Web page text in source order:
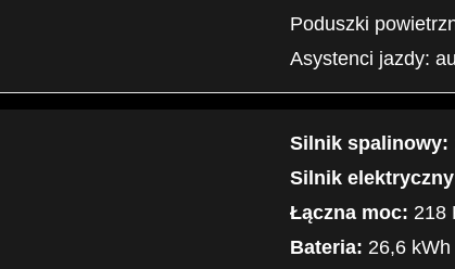
Poduszki
Asystenci jazdy:
Silnik spalinowy:
Silnik
Łączna moc: 218
Bateria: 26,6